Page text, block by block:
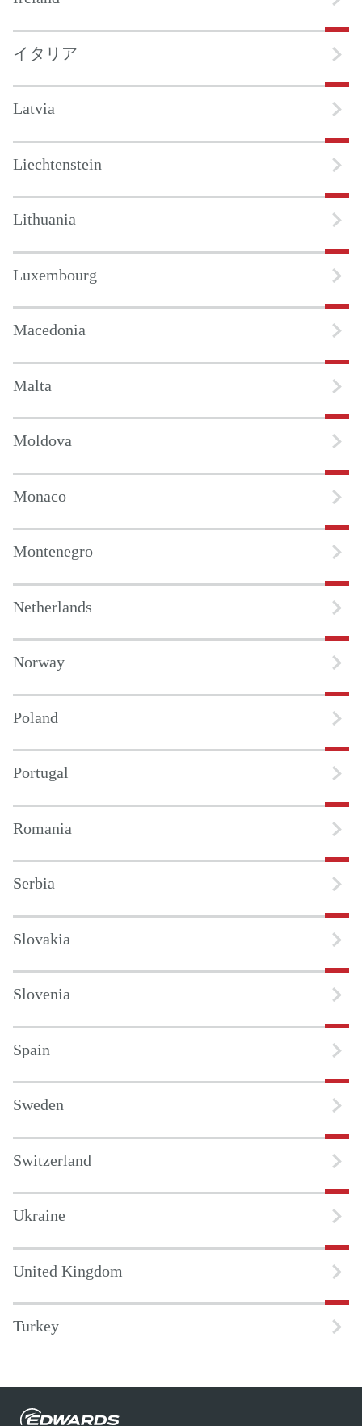
イタリア
Latvia
Liechtenstein
Lithuania
Luxembourg
Macedonia
Malta
Moldova
Monaco
Montenegro
Netherlands
Norway
Poland
Portugal
Romania
Serbia
Slovakia
Slovenia
Spain
Sweden
Switzerland
Ukraine
United Kingdom
Turkey